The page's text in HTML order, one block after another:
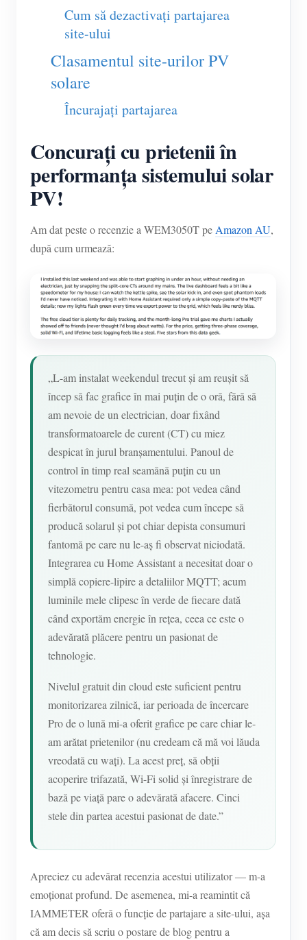
Automatizare locuință
Monitorizare energetică pentru fabrici
Ghid rapid produs
Documentație
Video tutorial
FAQ
Noutăți
Comunitate
Program pentru contribuitori
Centrul contribuitorilor
Forum
App Store
Explorare site
Contact
Cum să dezactivați partajarea
site-ului
Clasamentul site-urilor PV
solare
Încurajați partajarea
Concurați cu prietenii în
performanța sistemului solar
PV!
Am dat peste o recenzie a WEM3050T peAmazon AU,
după cum urmează:
„L-am instalat weekendul trecut și am reușit să
încep să fac grafice în mai puțin de o oră, fără să
am nevoie de un electrician, doar fixând
transformatoarele de curent (CT) cu miez
despicat în jurul branșamentului. Panoul de
control în timp real seamănă puțin cu un
vitezometru pentru casa mea: pot vedea când
fierbătorul consumă, pot vedea cum începe să
producă solarul și pot chiar depista consumuri
fantomă pe care nu le-aș fi observat niciodată.
Integrarea cu Home Assistant a necesitat doar o
simplă copiere-lipire a detaliilor MQTT; acum
luminile mele clipesc în verde de fiecare dată
când exportăm energie în rețea, ceea ce este o
adevărată plăcere pentru un pasionat de
tehnologie.
Nivelul gratuit din cloud este suficient pentru
monitorizarea zilnică, iar perioada de încercare
Pro de o lună mi-a oferit grafice pe care chiar le-
am arătat prietenilor (nu credeam că mă voi lăuda
vreodată cu wați). La acest preț, să obții
acoperire trifazată, Wi-Fi solid și înregistrare de
bază pe viață pare o adevărată afacere. Cinci
stele din partea acestui pasionat de date.”
Apreciez cu adevărat recenzia acestui utilizator — m-a
emoționat profund. De asemenea, mi-a reamintit că
IAMMETER oferă o funcție de partajare a site-ului, așa
că am decis să scriu o postare de blog pentru a